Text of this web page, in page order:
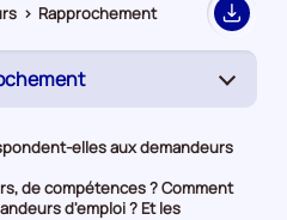
> Rapprochement Export
(page
d'emploi
d’emploi
elles aux demandeurs
de compétences ? Comment
d'emploi ? Et les